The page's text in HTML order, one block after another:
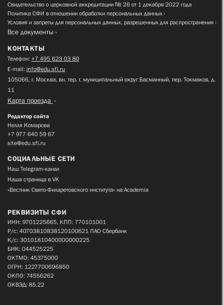
Свидетельство о церковной аккредитации № 26 от 1 декабря 2022 года
Политика СФИ в отношении обработки персональных данных
Условия и запреты для персональных данных, разрешенных для распространения
Все документы
КОНТАКТЫ
Телефон: +7 495 623 03 80
E-mail: info@edu.sfi.ru
105066, г. Москва, вн. тер. г. муниципальный округ Басманный, пер. Токмаков, д.
11
Карта проезда
Редактор сайта
Нелля Комарова
+7 977 640 59 67
site@edu.sfi.ru
СОЦИАЛЬНЫЕ СЕТИ
Наш Telegram-канал
Наша страница в VK
«Вестник Свято-Филаретовского института» на Academia
РЕКВИЗИТЫ СФИ
ИНН: 9701225665, КПП: 770101001
Р/с: 40703810838120100621 ПАО Сбербанк
К/с: 30101810400000000225
БИК: 044525225
ОКТМО: 45375000
ОГРН: 1227700696850
ОКПО: 74556262
ОКВЭД: 85.22